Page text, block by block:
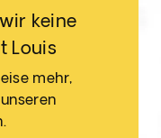
keine
Louis
mehr,